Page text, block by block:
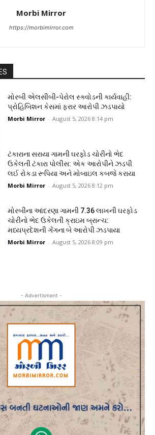
Morbi Mirror
https://morbimirror.com
મોરબી એલસીબી-પેરોલ સ્ક્વોડની કાર્યવાહી:
પ્રોહિબિશન કેસમાં ફરાર આરોપી ઝડપાયો
Morbi Mirror - August 5, 2026 8:14 pm
ટંકારાના સરાયા ગામની ઘરફોડ ચોરીનો ભેદ
ઉકેલતી ટંકારા પોલીસ: એક આરોપીને ઝડપી
લઈ રોકડા રૂપિયા અને મોબાઇલ કબજે કરાયા
Morbi Mirror - August 5, 2026 8:12 pm
મોરબીના આંદરણા ગામની ₹7.36 લાખની ઘરફોડ
ચોરીનો ભેદ ઉકેલતી ક્રાઇમ બ્રાન્ચ:
મધ્યપ્રદેશની ગેંગના બે આરોપી ઝડપાયા
Morbi Mirror - August 5, 2026 8:09 pm
- Advertisment -